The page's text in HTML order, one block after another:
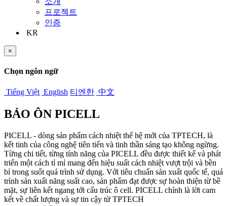
프로젝트
인증
KR
×
Chọn ngôn ngữ
Tiếng Việt English 티엔한 中文
BẢO ÔN PICELL
PICELL - dòng sản phẩm cách nhiệt thế hệ mới của TPTECH, là
kết tinh của công nghệ tiên tiến và tinh thần sáng tạo không ngừng.
Từng chi tiết, từng tính năng của PICELL đều được thiết kế và phát
triển một cách tỉ mỉ mang đến hiệu suất cách nhiệt vượt trội và bền
bỉ trong suốt quá trình sử dụng. Với tiêu chuẩn sản xuất quốc tế, quá
trình sản xuất năng suất cao, sản phẩm đạt được sự hoàn thiện từ bề
mặt, sự liên kết ngang tới cấu trúc ô cell. PICELL chính là lời cam
kết về chất lượng và sự tin cậy từ TPTECH